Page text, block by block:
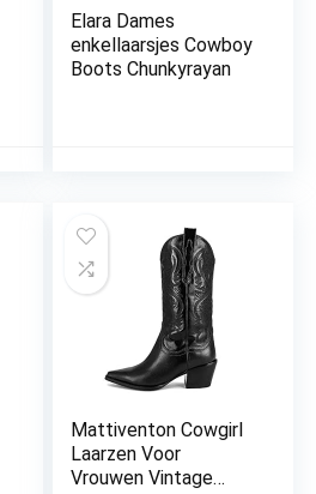
Elara Dames
enkellaarsjes Cowboy
Boots Chunkyrayan
Mattiventon Cowgirl
Laarzen Voor
Vrouwen Vintage